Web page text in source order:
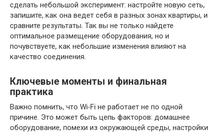
сделать небольшой эксперимент: настройте новую сеть,
запишите, как она ведет себя в разных зонах квартиры, и
сравните результаты. Так вы не только найдете
оптимальное размещение оборудования, но и
почувствуете, как небольшие изменения влияют на
качество соединения.
Ключевые моменты и финальная
практика
Важно помнить, что Wi‑Fi не работает не по одной
причине. Это может быть цепь факторов: домашнее
оборудование, помехи из окружающей среды, настройки